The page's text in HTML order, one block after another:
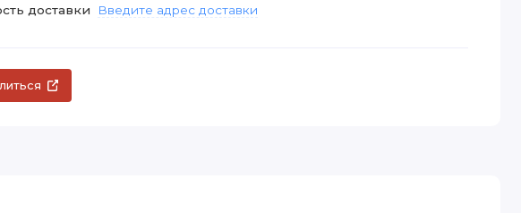
доставки Введите адрес доставки